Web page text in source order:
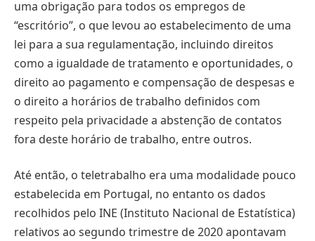
uma obrigação para todos os empregos de
“escritório”, o que levou ao estabelecimento de uma
lei para a sua regulamentação, incluindo direitos
como a igualdade de tratamento e oportunidades, o
direito ao pagamento e compensação de despesas e
o direito a horários de trabalho definidos com
respeito pela privacidade a abstenção de contatos
fora deste horário de trabalho, entre outros.
Até então, o teletrabalho era uma modalidade pouco
estabelecida em Portugal, no entanto os dados
recolhidos pelo INE (Instituto Nacional de Estatística)
relativos ao segundo trimestre de 2020 apontavam